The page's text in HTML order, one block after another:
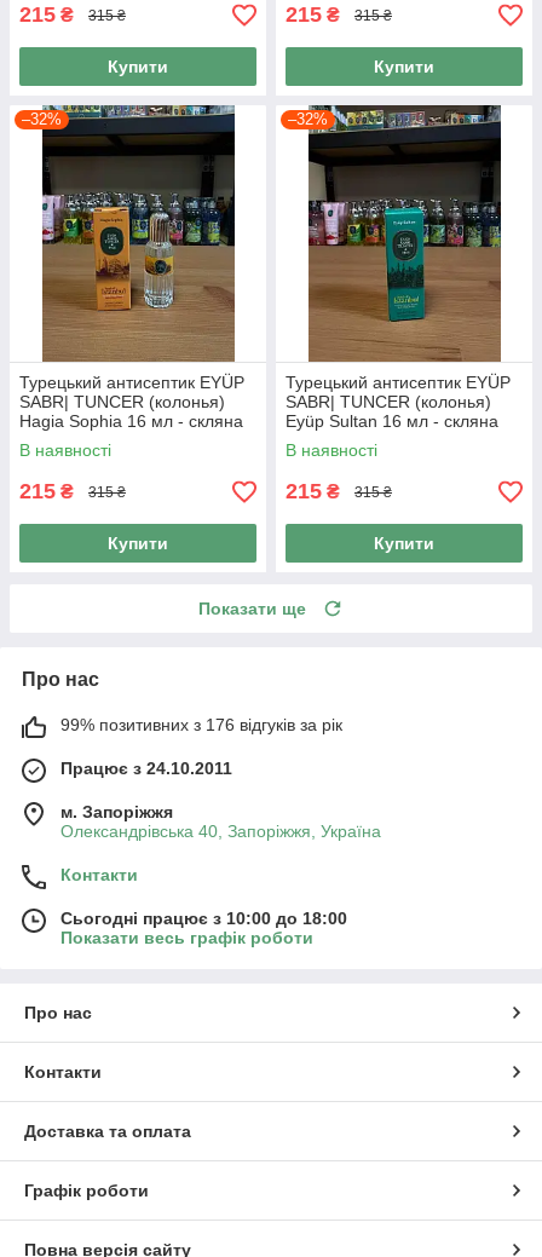
215 ₴ 315 ₴
Купити
215 ₴ 315 ₴
Купити
–32%
Турецький антисептик EYÜP
SABR| TUNCER (колонья)
Hagia Sophia 16 мл - скляна
пляшка
В наявності
215 ₴ 315 ₴
Купити
–32%
Турецький антисептик EYÜP
SABR| TUNCER (колонья)
Eyüp Sultan 16 мл - скляна
пляшка
В наявності
215 ₴ 315 ₴
Купити
Показати ще
Про нас
99% позитивних з 176 відгуків за рік
Працює з 24.10.2011
м. Запоріжжя
Олександрівська 40, Запоріжжя, Україна
Контакти
Сьогодні працює з 10:00 до 18:00
Показати весь графік роботи
Про нас
Контакти
Доставка та оплата
Графік роботи
Повна версія сайту